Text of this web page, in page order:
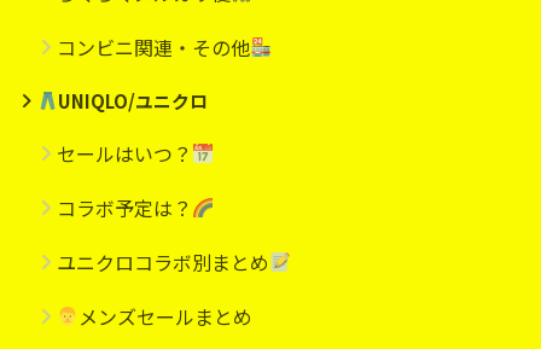
コンビニ関連・その他
UNIQLO/ユニクロ
セールはいつ？
コラボ予定は？
ユニクロコラボ別まとめ
メンズセールまとめ